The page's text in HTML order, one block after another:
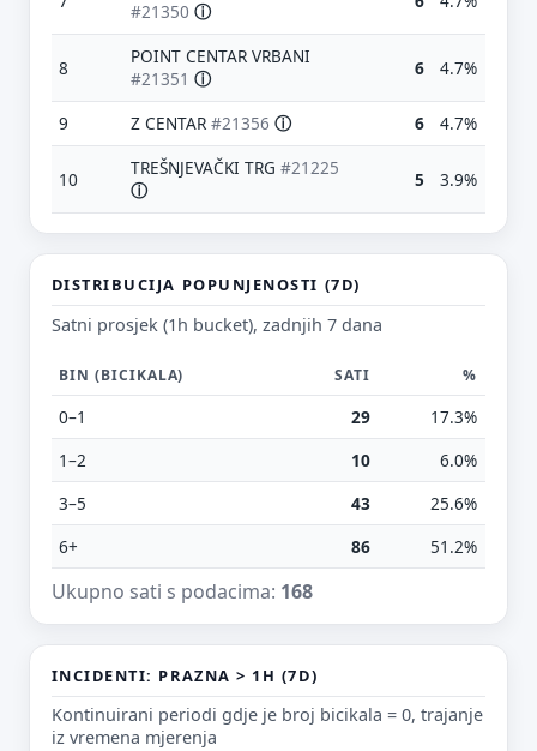
#21350 ⓘ
8
POINT CENTAR VRBANI
#21351 ⓘ 6 4.7%
9 Z CENTAR #21356 ⓘ 6 4.7%
10
TREŠNJEVAČKI TRG #21225
ⓘ
5 3.9%
DISTRIBUCIJA POPUNJENOSTI (7D)
Satni prosjek (1h bucket), zadnjih 7 dana
BIN (BICIKALA) SATI %
0–1 29
17.3%
1–2
10
6.0%
3–5
43
25.6%
6+
86 51.2%
Ukupno sati s podacima: 168
INCIDENTI: PRAZNA > 1H (7D)
Kontinuirani periodi gdje je broj bicikala = 0, trajanje
iz vremena mjerenja
Predloži poboljšanje ove stranice
najpraznije?”, “što znači ovaj skok?”, “što još
usporediti?”)
Vrsta poruke
Povratna informacija
Prijava problema
Tvoj prijedlog
E-mail (opcionalno)
Ne moraš upisati e-mail — prijedlog možeš poslati i anonimno.